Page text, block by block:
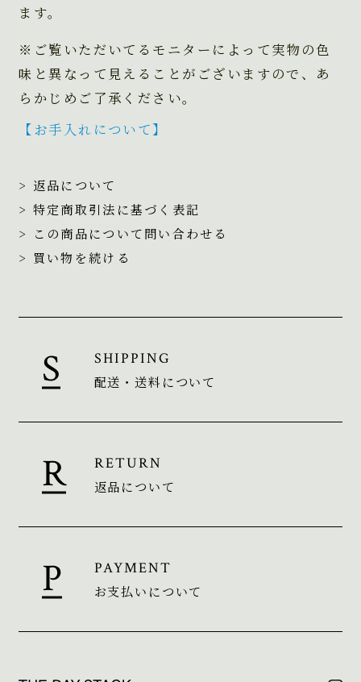
ます。
※ご覧いただいてるモニターによって実物の色
味と異なって見えることがございますので、あ
らかじめご了承ください。
【お手入れについて】
> 返品について
> 特定商取引法に基づく表記
> この商品について問い合わせる
> 買い物を続ける
SHIPPING
配送・送料について
RETURN
返品について
PAYMENT
お支払いについて